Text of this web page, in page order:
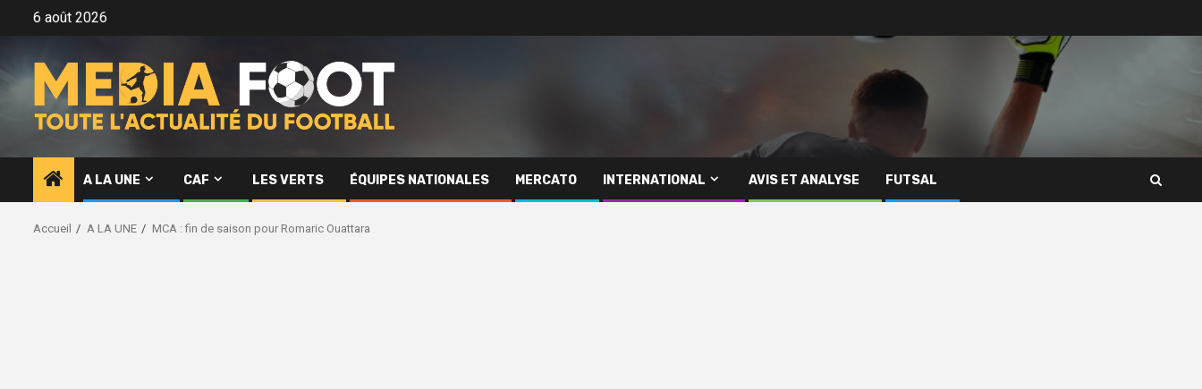
6 août 2026
A LA UNE CAF LES VERTS ÉQUIPES NATIONALES MERCATO INTERNATIONAL AVIS ET ANALYSE FUTSAL
Accueil A LA UNE MCA : fin de saison pour Romaric Ouattara